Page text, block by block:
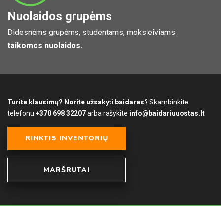
Nuolaidos grupėms
Didesnėms grupėms, studentams, moksleiviams
taikomos nuolaidos.
Turite klausimų? Norite užsakyti baidares? Skambinkite
telefonu +370 698 32207arba rašykite info@baidariuuostas.lt
RINKTIS INVENTORIŲ
MARŠRUTAI